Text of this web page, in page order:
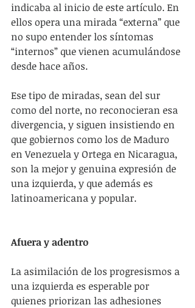
indicaba al inicio de este artículo. En
ellos opera una mirada “externa” que
no supo entender los síntomas
“internos” que vienen acumulándose
desde hace años.
Ese tipo de miradas, sean del sur
como del norte, no reconocieran esa
divergencia, y siguen insistiendo en
que gobiernos como los de Maduro
en Venezuela y Ortega en Nicaragua,
son la mejor y genuina expresión de
una izquierda, y que además es
latinoamericana y popular.
Afuera y adentro
La asimilación de los progresismos a
una izquierda es esperable por
quienes priorizan las adhesiones